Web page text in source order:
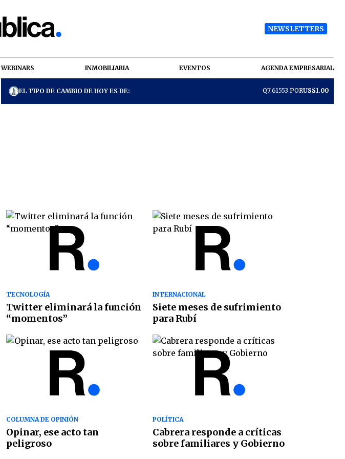
NEWSLETTERS
WEBINARS INMOBILIARIA EVENTOS AGENDA EMPRESARIAL
EL TIPO DE CAMBIO DE HOY ES DE: Q7.61553 PORUS$1.00
TECNOLOGÍA
Twitter eliminará la función
“momentos”
INTERNACIONAL
Siete meses de sufrimiento
para Rubí
COLUMNA DE OPINIÓN
Opinar, ese acto tan
peligroso
POLÍTICA
Cabrera responde a críticas
sobre familiares y Gobierno